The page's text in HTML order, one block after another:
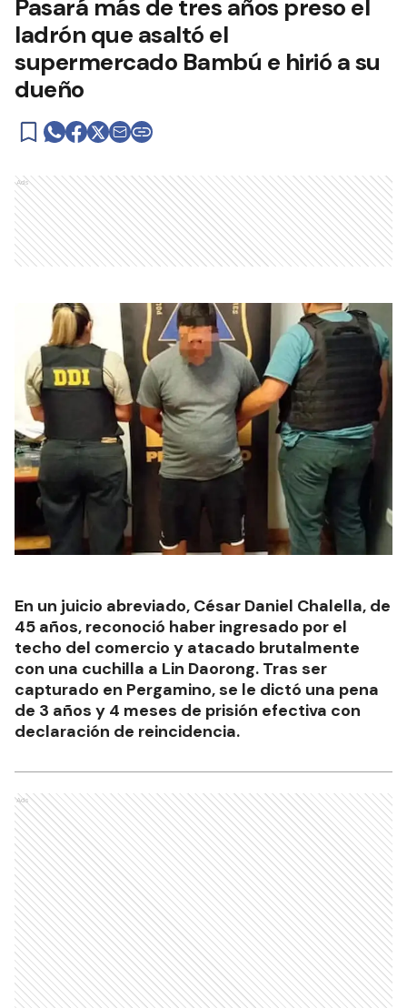
Pasará más de tres años preso el
ladrón que asaltó el
supermercado Bambú e hirió a su
dueño
Ads
En un juicio abreviado, César Daniel Chalella, de
45 años, reconoció haber ingresado por el
techo del comercio y atacado brutalmente
con una cuchilla a Lin Daorong. Tras ser
capturado en Pergamino, se le dictó una pena
de 3 años y 4 meses de prisión efectiva con
declaración de reincidencia.
Ads